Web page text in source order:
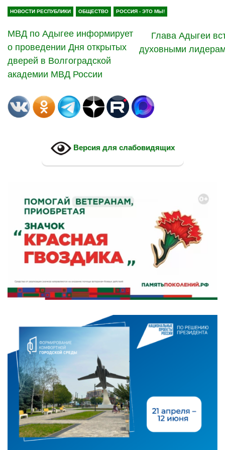
НОВОСТИ РЕСПУБЛИКИ ОБЩЕСТВО РОССИЯ - ЭТО МЫ!
МВД по Адыгее информирует
о проведении Дня открытых
дверей в Волгоградской
академии МВД России
Глава Адыгеи
духовными
Версия для слабовидящих